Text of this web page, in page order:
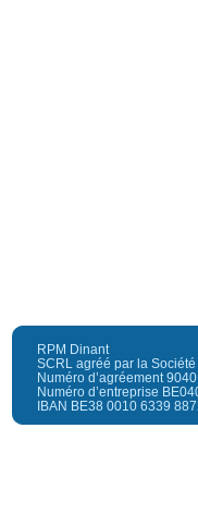
RPM Dinant
SCRL agréé par la
Numéro d’agréement 9040
Numéro d’entreprise
IBAN BE38 0010 6339